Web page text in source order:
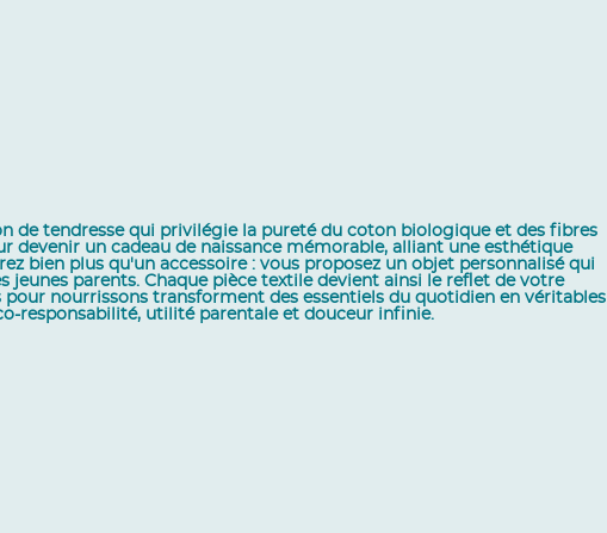
de tendresse qui privilégie la pureté du coton biologique et des fibres
devenir un cadeau de naissance mémorable, alliant une esthétique
bien plus qu'un accessoire : vous proposez un objet personnalisé qui
parents. Chaque pièce textile devient ainsi le reflet de votre
nourrissons transforment des essentiels du quotidien en véritables
responsabilité, utilité parentale et douceur infinie.